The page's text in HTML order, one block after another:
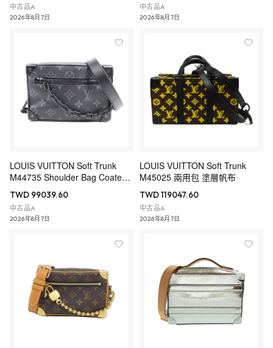
中古品A
2026年8月7日
中古品A
2026年8月7日
LOUIS VUITTON Soft Trunk
M44735 Shoulder Bag Coated
Canvas
TWD 99039.60
中古品A
2026年8月7日
LOUIS VUITTON Soft Trunk
M45025 兩用包 塗層帆布
TWD 119047.60
中古品A
2026年8月7日